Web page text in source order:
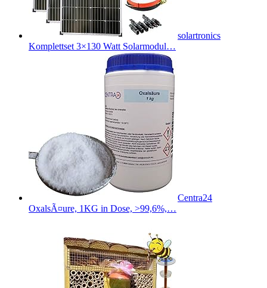
solartronics
Komplettset 3×130 Watt Solarmodul…
Centra24
OxalsÃ¤ure, 1KG in Dose, >99,6%,…